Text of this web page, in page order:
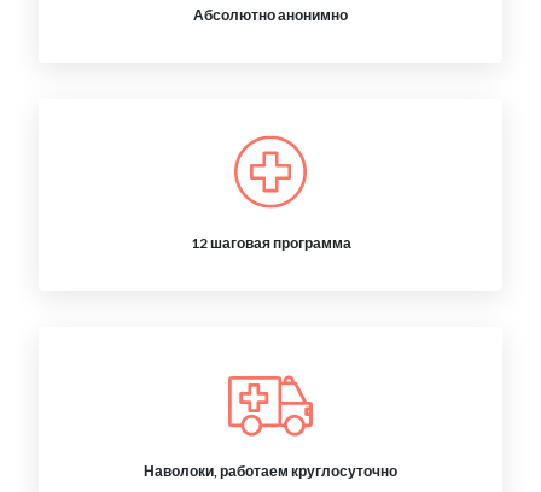
Абсолютно анонимно
12 шаговая программа
Наволоки, работаем круглосуточно